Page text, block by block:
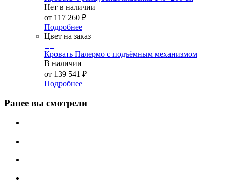
Нет в наличии
от 117 260 ₽
Подробнее
Цвет на заказ
Кровать Палермо с подъёмным механизмом
В наличии
от 139 541 ₽
Подробнее
Ранее вы смотрели